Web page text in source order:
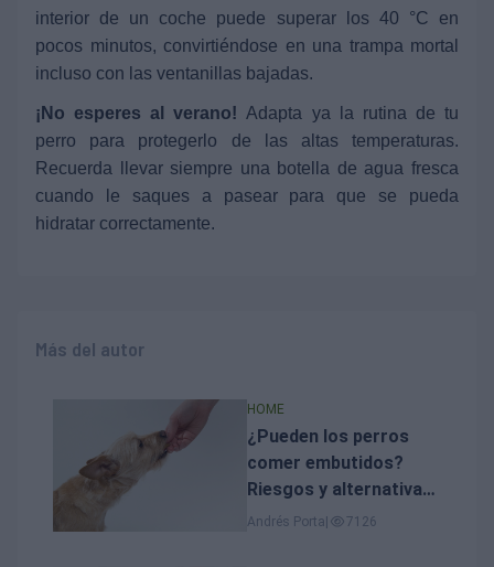
interior de un coche puede superar los 40 °C en
pocos minutos, convirtiéndose en una trampa mortal
incluso con las ventanillas bajadas.
¡No esperes al verano! Adapta ya la rutina de tu
perro para protegerlo de las altas temperaturas.
Recuerda llevar siempre una botella de agua fresca
cuando le saques a pasear para que se pueda
hidratar correctamente.
Más del autor
HOME
¿Pueden los perros
comer embutidos?
Riesgos y alternativas
seguras
Andrés Porta 7126